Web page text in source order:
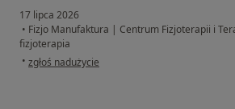
17 lipca 2026
• Fizjo Manufaktura | Centrum Fizjoterapii i
fizjoterapia
• w opinii użytkownika AC
zgłoś nadużycie